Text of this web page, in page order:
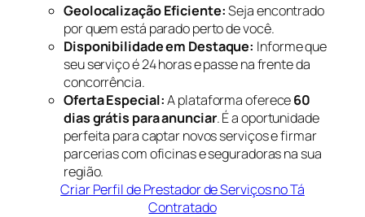
Geolocalização Eficiente:Seja encontrado
por quem está parado perto de você.
Disponibilidade em Destaque: Informe que
seu serviço é 24 horas e passe na frente da
concorrência.
Oferta Especial:A plataforma oferece60
dias grátis para anunciar. É a oportunidade
perfeita para captar novos serviços e firmar
parcerias com oficinas e seguradoras na sua
região.
Criar Perfil de Prestador de Serviços no Tá
Contratado